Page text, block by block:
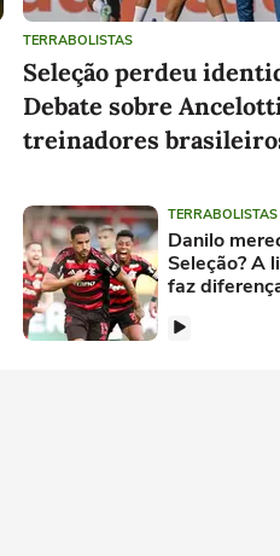
TERRABOLISTAS
Seleção perdeu
Debate sobre
treinadores
TERRABOLISTAS
Danilo
Seleção? A
faz